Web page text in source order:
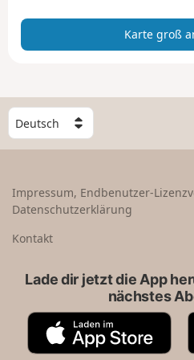
Karte groß
W
ä
h
e
n
Impressum, Endbenutzer-
Datenschutzerklärung
Kontakt
Lade dir jetzt die App
nächstes
A
p